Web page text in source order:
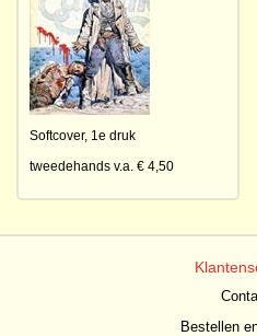
Softcover, 1e druk
tweedehands v.a. € 4,50
Bestellen